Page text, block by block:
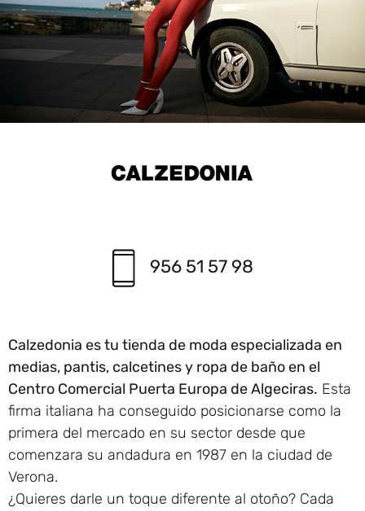
956 51 57 98
Calzedonia es tu tienda de moda especializada en
medias, pantis, calcetines y ropa de baño en el
Centro Comercial Puerta Europa de Algeciras. Esta
firma italiana ha conseguido posicionarse como la
primera del mercado en su sector desde que
comenzara su andadura en 1987 en la ciudad de
Verona.
¿Quieres darle un toque diferente al otoño? Cada